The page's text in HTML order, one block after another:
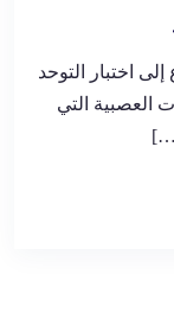
اختبار التوحد
العصبية التي